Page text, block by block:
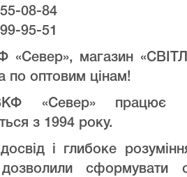
08-84
95-51
«Север», магазин
по оптовим цінам!
«Север» працює і
з 1994 року.
і глибоке
дозволили сформувати